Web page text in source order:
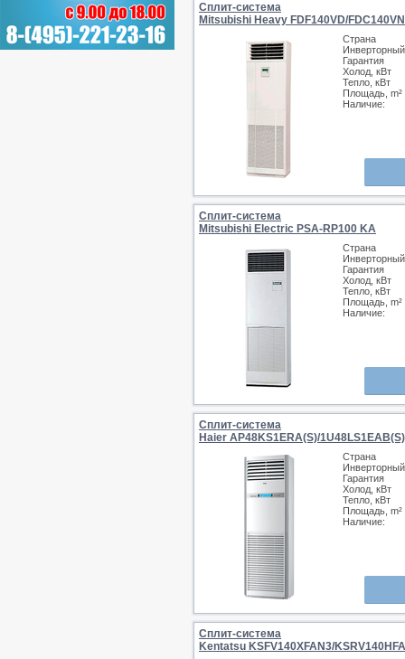
Сплит-система
Mitsubishi Heavy FDF140VD/
Страна
Инверторный
Гарантия
Холод, кВт
Тепло, кВт
Площадь, m²
Наличие:
Сплит-система
Mitsubishi Electric PSA-RP100 KA
Страна
Инверторный
Гарантия
Холод, кВт
Тепло, кВт
Площадь, m²
Наличие:
Сплит-система
Haier AP48KS1ERA(S)/1U48LS1EAB(S)
Страна
Инверторный
Гарантия
Холод, кВт
Тепло, кВт
Площадь, m²
Наличие:
Сплит-система
Kentatsu KSFV140XFAN3/